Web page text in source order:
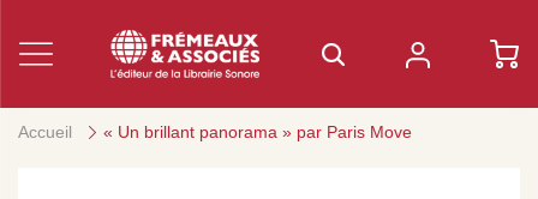
Accueil « Un brillant panorama » par Paris Move